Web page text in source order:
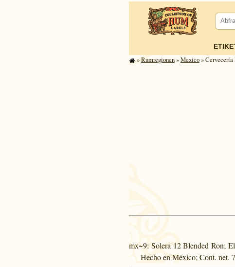
»Rum­re­gi­o­nen»Mexico» Cervecería
mx~9: Solera 12 Blended Ron;
Hecho en México; Cont. net.